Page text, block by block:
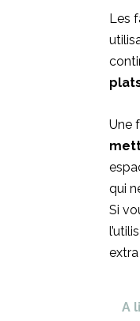
Les
Une
qui
Si
A